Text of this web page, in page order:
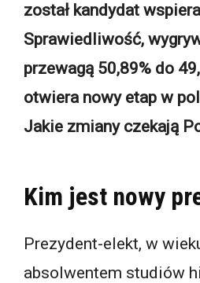
został kandydat
Sprawiedliwość,
przewagą 50,89% do
otwiera nowy etap w
Jakie zmiany czekają
Kim jest nowy
Prezydent-elekt, w
absolwentem studiów